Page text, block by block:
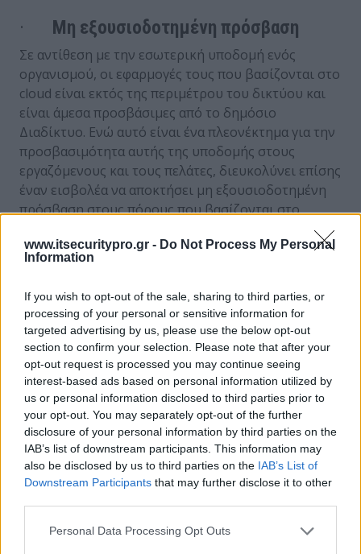
www.itsecuritypro.gr - Do Not Process My Personal
Information
If you wish to opt-out of the sale, sharing to third parties, or
processing of your personal or sensitive information for
targeted advertising by us, please use the below opt-out
section to confirm your selection. Please note that after your
opt-out request is processed you may continue seeing
interest-based ads based on personal information utilized by
us or personal information disclosed to third parties prior to
your opt-out. You may separately opt-out of the further
disclosure of your personal information by third parties on the
IAB’s list of downstream participants. This information may
also be disclosed by us to third parties on the IAB’s List of
Downstream Participants that may further disclose it to other
Personal Data Processing Opt Outs
· Μη εξουσιοδοτημένη πρόσβαση
Σε αντίθεση με την εσωτερική υποδομή ενός
οργανισμού, οι εφαρμογές τους που βασίζονται στο
cloud είναι εκτός της περιμέτρου του δικτύου και
είναι άμεσα προσβάσιμες από το δημόσιο
Διαδίκτυο. Ενώ αυτό είναι ένα πλεονέκτημα για την
προσβασιμότητα αυτής της υποδομής στους
εργαζόμενους και τους πελάτες, διευκολύνει επίσης
έναν εισβολέα να αποκτήσει μη εξουσιοδοτημένη
πρόσβαση στους πόρους που βασίζονται στο
διαμορφωμένη ασφάλεια ή τα διαπιστευμένα
διαπιστευτήρια μπορούν να επιτρέψουν σε έναν
ενδεχομένως χωρίς τη γνώση ενός οργανισμού.
·Μη ασφαλείς διεπαφές/API
Οι πάροχοι υπηρεσιών νέφους συχνά παρέχουν
έναν αριθμό διεπαφών προγραμματισμού
εφαρμογών (API) και διεπαφών για τους πελάτες
τους. Σε γενικές γραμμές, αυτές οι διεπαφές είναι
καλά τεκμηριωμένες σε μια προσπάθεια να
καταστούν εύχρηστες για τους πελάτες του πάροχυ.
Ωστόσο, αυτό δημιουργεί πιθανά προβλήματα εάν
διεπαφές για την υποδομή του που βασίζεται στο